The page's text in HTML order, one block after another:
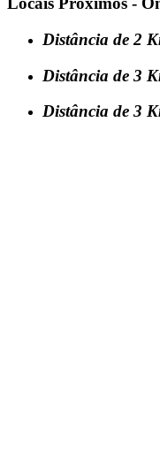
Distância de 2
Distância de 3
Distância de 3